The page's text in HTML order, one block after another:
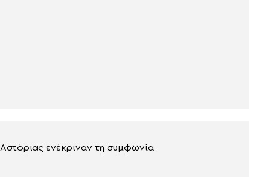
ενέκριναν τη συμφωνία